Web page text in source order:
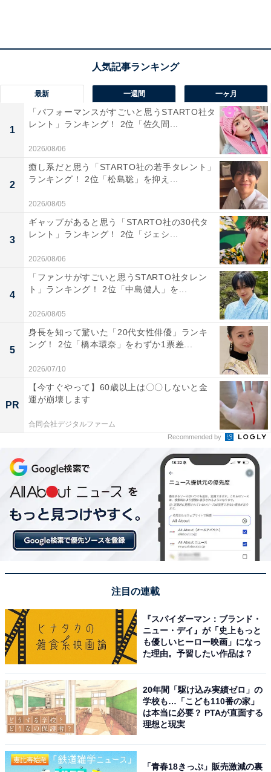
こちらもおすすめ
「水道水をそのまま飲むことに抵抗を感じる人
が多い都道府県」ランキング 2位「福岡県」、1
1 2
最新 一週間 一ヶ月
1
「パフォーマンスがすごいと思うSTARTO社タ
レント」ランキング！ 2位「佐久間...
2026/08/06
2
癒し系だと思う「STARTO社の若手タレント」
ランキング！ 2位「松島聡」を抑え...
2026/08/05
3
ギャップがあると思う「STARTO社の30代タ
レント」ランキング！ 2位「ジェシ...
2026/08/06
4
「ファンサがすごいと思うSTARTO社タレン
ト」ランキング！ 2位「中島健人」を...
2026/08/05
5
身長を知って驚いた「20代女性俳優」ランキ
ング！ 2位「橋本環奈」をわずか1票差...
2026/07/10
PR
【今すぐやって】60歳以上は〇〇しないと金
運が崩壊します
合同会社デジタルファーム
Recommended by
注目の連載
『スパイダーマン：ブランド・
ニュー・デイ』が「史上もっと
も優しいヒーロー映画」になっ
た理由。予習したい作品は？
20年間「駆け込み実績ゼロ」の
学校も…「こども110番の家」
は本当に必要？ PTAが直面する
理想と現実
「青春18きっぷ」販売激減の裏